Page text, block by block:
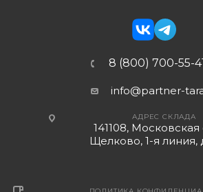
8 (800) 700-55-
info@partner-
АДРЕС СКЛАДА
141108, Московская
Щелково, 1-я линия,